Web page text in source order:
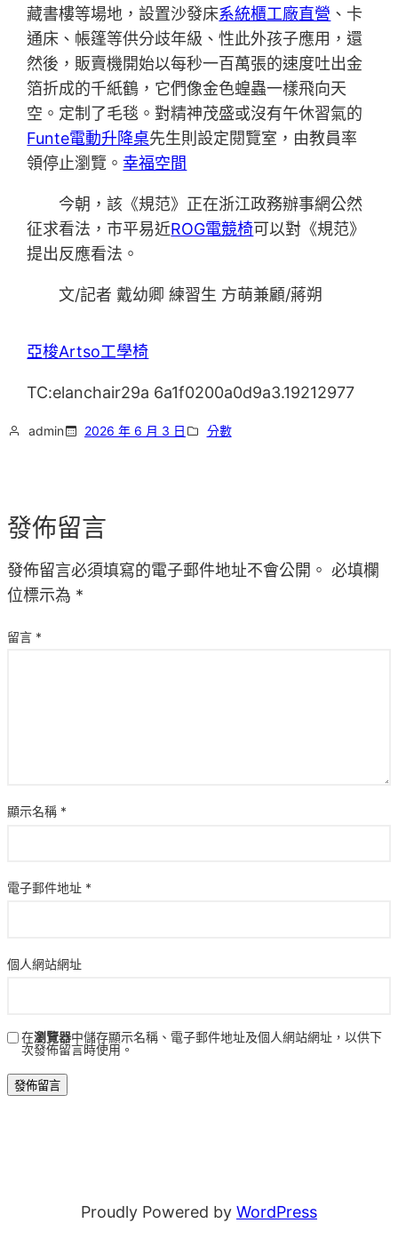
藏書樓等場地，設置沙發床系統櫃工廠直營 、卡
通床、帳篷等供分歧年級、性此外孩子應用，還
然後，販賣機開始以每秒一百萬張的速度吐出金
箔折成的千紙鶴，它們像金色蝗蟲一樣飛向天
空。定制了毛毯。對精神茂盛或沒有午休習氣的
Funte電動升降桌先生則設定閱覽室，由教員率
領停止瀏覽。幸福空間
今朝，該《規范》正在浙江政務辦事網公然
征求看法，市平易近ROG電競椅可以對《規范》
提出反應看法。
文/記者 戴幼卿 練習生 方萌兼顧/蔣朔
亞梭Artso工學椅
TC:elanchair29a 6a1f0200a0d9a3.19212977
admin 2026 年 6 月 3 日 分數
發佈留言
發佈留言必須填寫的電子郵件地址不會公開。 必填欄
位標示為 *
留言 *
顯示名稱 *
電子郵件地址 *
個人網站網址
在瀏覽器中儲存顯示名稱、電子郵件地址及個人網站網址，以供下
次發佈留言時使用。
Proudly Powered by WordPress